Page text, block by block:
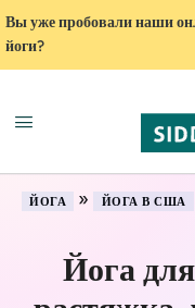
Вы уже пробовали наши
йоги?
ЙОГА » ЙОГА В США
Йога